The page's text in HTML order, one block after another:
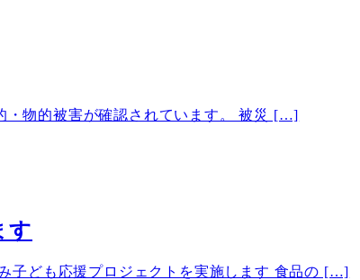
・物的被害が確認されています。 被災 […]
す
子ども応援プロジェクトを実施します 食品の […]